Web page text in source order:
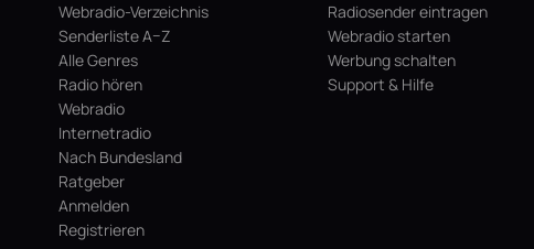
Webradio-Verzeichnis
Senderliste A–Z
Alle Genres
Radio hören
Webradio
Internetradio
Nach Bundesland
Ratgeber
Anmelden
Registrieren
Radiosender eintragen
Webradio starten
Werbung schalten
Support & Hilfe